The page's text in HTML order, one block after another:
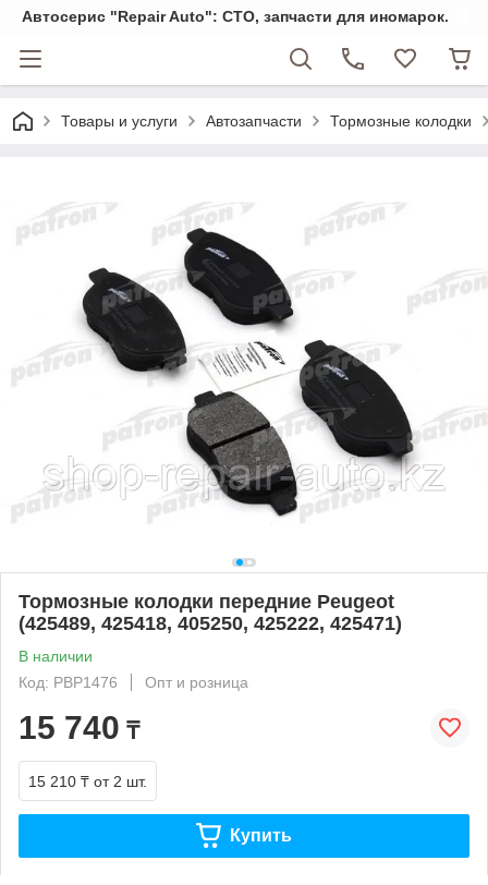
Автосерис "Repair Auto": СТО, запчасти для иномарок.
Товары и услуги Автозапчасти Тормозные колодки
Тормозные колодки передние Peugeot
(425489, 425418, 405250, 425222, 425471)
В наличии
Код: PBP1476
Опт и розница
15 740 ₸
15 210 ₸ от 2 шт.
Купить